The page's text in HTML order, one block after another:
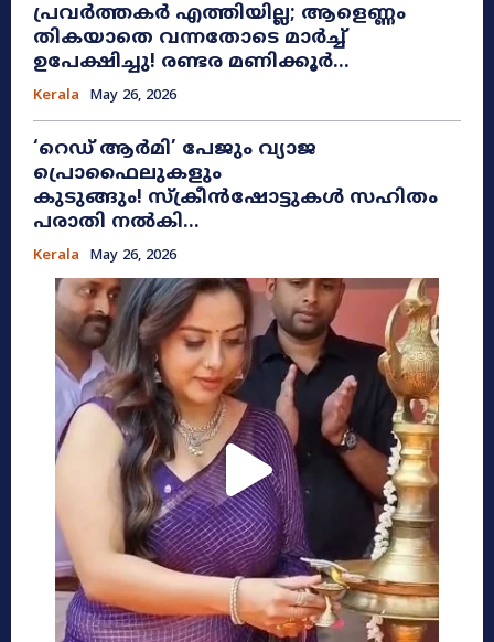
പ്രവർത്തകർ എത്തിയില്ല; ആളെണ്ണം
തികയാതെ വന്നതോടെ മാർച്ച്
ഉപേക്ഷിച്ചു! രണ്ടര മണിക്കൂർ...
Kerala May 26, 2026
​‘റെഡ് ആർമി’ പേജും വ്യാജ
പ്രൊഫൈലുകളും
കുടുങ്ങും! സ്ക്രീൻഷോട്ടുകൾ സഹിതം
പരാതി നൽകി...
Kerala May 26, 2026